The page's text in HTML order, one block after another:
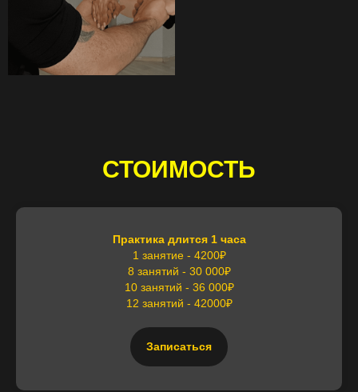
СТОИМОСТЬ
Практика длится 1 часа
1 занятие - 4200₽
8 занятий - 30 000₽
10 занятий - 36 000₽
12 занятий - 42000₽
Записаться